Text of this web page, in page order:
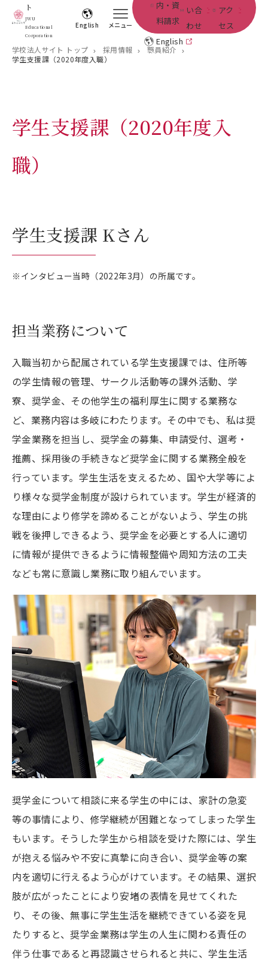
ト
JWU
Educational
Corporation
English メニュー
内・資
料請求
い合
わせ
アク
セス
English
学校法人サイト トップ 採用情報
職員紹介
学生支援課（2020年度入職）
学生支援課（2020年度入
職）
学生支援課 Kさん
※ インタビュー当時（2022年3月）の所属です。
担当業務について
入職当初から配属されている学生支援課では、住所等
の学生情報の管理、サークル活動等の課外活動、学
寮、奨学金、その他学生の福利厚生に関する業務な
ど、業務内容は多岐にわたります。その中でも、私は奨
学金業務を担当し、奨学金の募集、申請受付、選考・
推薦、採用後の手続きなど奨学金に関する業務全般を
行っています。学生生活を支えるため、国や大学等によ
り様々な奨学金制度が設けられています。学生が経済的
な理由により修学を諦めることがないよう、学生の挑
戦を後押しできるよう、奨学金を必要とする人に適切
に情報が提供できるように情報整備や周知方法の工夫
なども常に意識し業務に取り組んでいます。
奨学金について相談に来る学生の中には、家計の急変
等の事情により、修学継続が困難となってしまった学生
もいます。そうした学生から相談を受けた際には、学生
が抱える悩みや不安に真摯に向き合い、奨学金等の案
内を適切に行えるよう心がけています。その結果、選択
肢が広がったことにより安堵の表情を見せてくれた
り、その後、無事に学生生活を継続できている姿を見
たりすると、奨学金業務は学生の人生に関わる責任の
伴う仕事であると再認識させられると共に、学生生活